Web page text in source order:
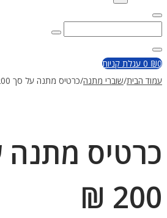
Enter
Keywordfor:
Close
₪0
0 עגלת קניות
עמוד הבית/שוברי מתנה/כרטיס מתנה על סך 200 ₪
כרטיס מתנה
200 ₪